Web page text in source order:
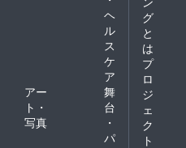
ヘ
ル
ス
ケ
ア
アー
ト・
写真
舞
台
・
パ
グ
と
は
プ
ロ
ジ
ェ
ク
ト